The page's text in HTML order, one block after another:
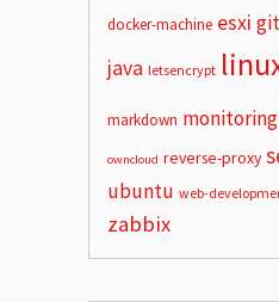
docker-machine esxi git
java letsencrypt
markdown monitoring
owncloud reverse-proxy
ubuntu web-
zabbix